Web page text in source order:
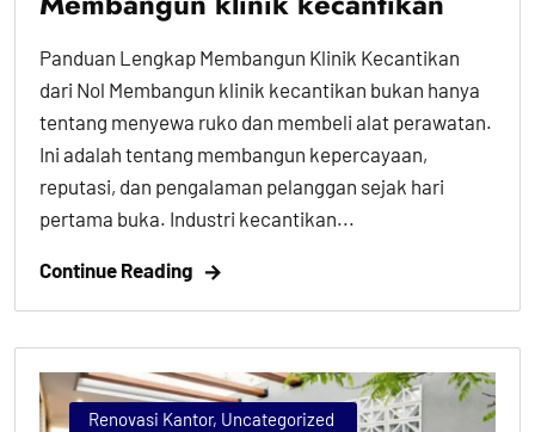
Panduan Lengkap Membangun Klinik Kecantikan
dari Nol Membangun klinik kecantikan bukan hanya
tentang menyewa ruko dan membeli alat perawatan.
Ini adalah tentang membangun kepercayaan,
reputasi, dan pengalaman pelanggan sejak hari
pertama buka. Industri kecantikan...
Continue Reading
Renovasi Kantor, Uncategorized